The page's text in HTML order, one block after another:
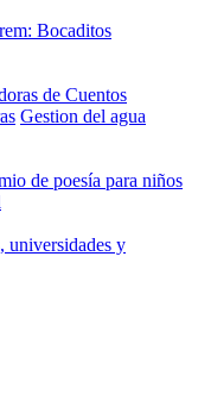
Bocaditos
de Cuentos
Gestion del agua
de poesía para niños
universidades y